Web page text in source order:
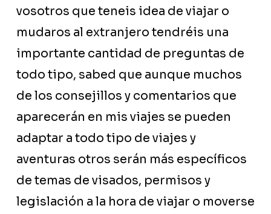
vosotros que teneis idea de viajar o
mudaros al extranjero tendréis una
importante cantidad de preguntas de
todo tipo, sabed que aunque muchos
de los consejillos y comentarios que
aparecerán en mis viajes se pueden
adaptar a todo tipo de viajes y
aventuras otros serán más específicos
de temas de visados, permisos y
legislación a la hora de viajar o moverse